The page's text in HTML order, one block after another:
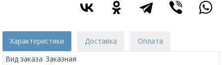
Характеристики Доставка
Оплата
Вид заказа Заказная